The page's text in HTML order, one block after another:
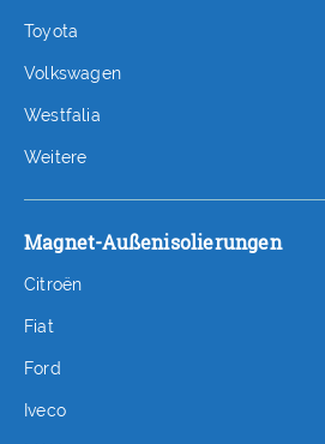
Toyota
Volkswagen
Westfalia
Weitere
Magnet-Außenisolierungen
Citroën
Fiat
Ford
Iveco